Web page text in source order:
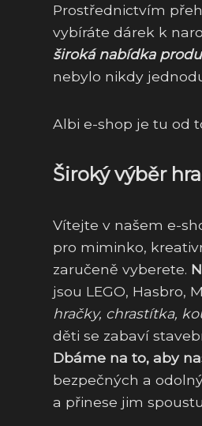
Prostřednictvím
vybíráte dárek k
široká nabídka
nebylo nikdy
Albi e-shop je tu od
Široký výběr
Vítejte v našem e-
pro miminko,
zaručeně vyberete.
jsou LEGO, Hasbro,
hračky, chrastítka,
děti se zabaví
Dbáme na to, aby
bezpečných a
a přinese jim